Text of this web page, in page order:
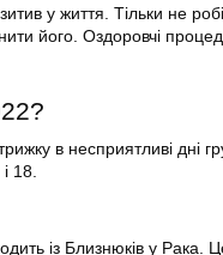
у життя. Тільки не
його. Оздоровчі
в несприятливі дні
18.
із Близнюків у Рака.